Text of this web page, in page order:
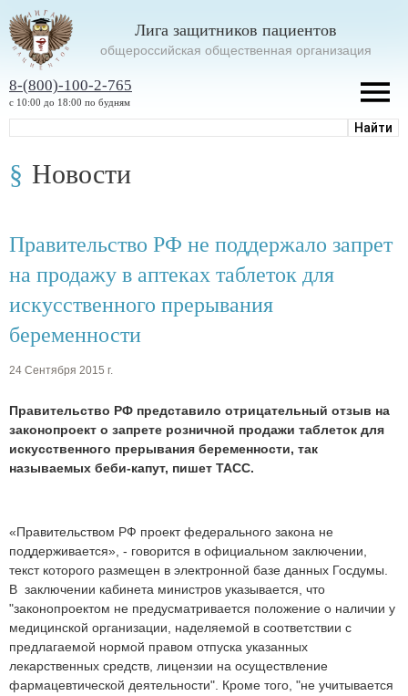
Лига защитников пациентов
oбщероссийская общественная организация
8-(800)-100-2-765
с 10:00 до 18:00 по будням
Новости
Правительство РФ не поддержало запрет
на продажу в аптеках таблеток для
искусственного прерывания
беременности
24 Сентября 2015 г.
Правительство РФ представило отрицательный отзыв на
законопроект о запрете розничной продажи таблеток для
искусственного прерывания беременности, так
называемых беби-капут, пишет ТАСС.
«Правительством РФ проект федерального закона не
поддерживается», - говорится в официальном заключении,
текст которого размещен в электронной базе данных Госдумы.
В заключении кабинета министров указывается, что
"законопроектом не предусматривается положение о наличии у
медицинской организации, наделяемой в соответствии с
предлагаемой нормой правом отпуска указанных
лекарственных средств, лицензии на осуществление
фармацевтической деятельности". Кроме того, "не учитывается